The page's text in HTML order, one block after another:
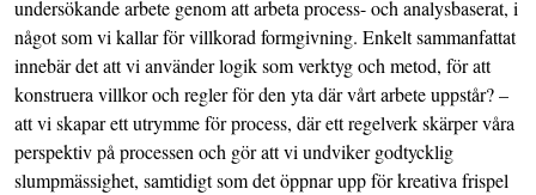
undersökande arbete genom att arbeta process- och analysbaserat, i
något som vi kallar för villkorad formgivning. Enkelt sammanfattat
innebär det att vi använder logik som verktyg och metod, för att
konstruera villkor och regler för den yta där vårt arbete uppstår? –
att vi skapar ett utrymme för process, där ett regelverk skärper våra
perspektiv på processen och gör att vi undviker godtycklig
slumpmässighet, samtidigt som det öppnar upp för kreativa frispel